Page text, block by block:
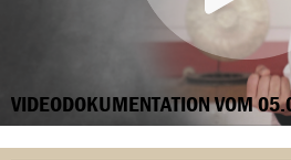
VIDEODOKUMENTATION VOM